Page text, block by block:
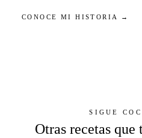
CONOCE MI HISTORIA →
SIGUE
Otras recetas que